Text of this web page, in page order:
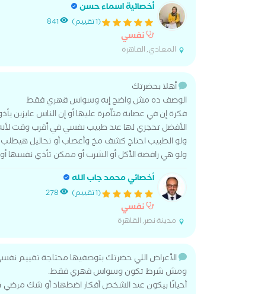
أخصائية اسماء حسن
(1 تقييم) 841
نفسي
المعادي, القاهرة
أهلا بحضرتك
الوصف ده مش واضح إنه وسواس قهري فقط
فكرة إن في عصابة متآمرة عليها أو إن الناس
الأفضل تحجزي لها عند طبيب نفسي في أقرب وقت لأنه
ولو الطبيب احتاج كشف مخ وأعصاب أو تحاليل
ولو هي رافضة الأكل أو الشرب أو ممكن تأذي نفسها أو
أخصائي محمد جاب الله
(1 تقييم) 278
نفسي
مدينة نصر, القاهرة
الأعراض اللي حضرتك بتوصفيها محتاجة تقييم
ومش شرط تكون وسواس قهري فقط.
أحيانًا بيكون عند الشخص أفكار اضطهاد أو شك